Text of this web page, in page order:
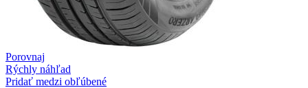
Porovnaj
Rýchly náhľad
Pridať medzi obľúbené